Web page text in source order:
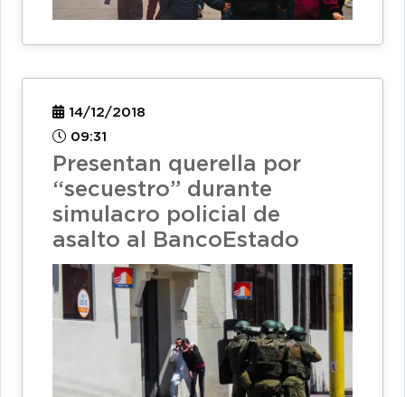
14/12/2018
09:31
Presentan querella por
“secuestro” durante
simulacro policial de
asalto al BancoEstado